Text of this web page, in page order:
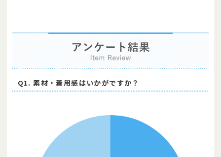
Q1. 素材・着用感はいかがですか？